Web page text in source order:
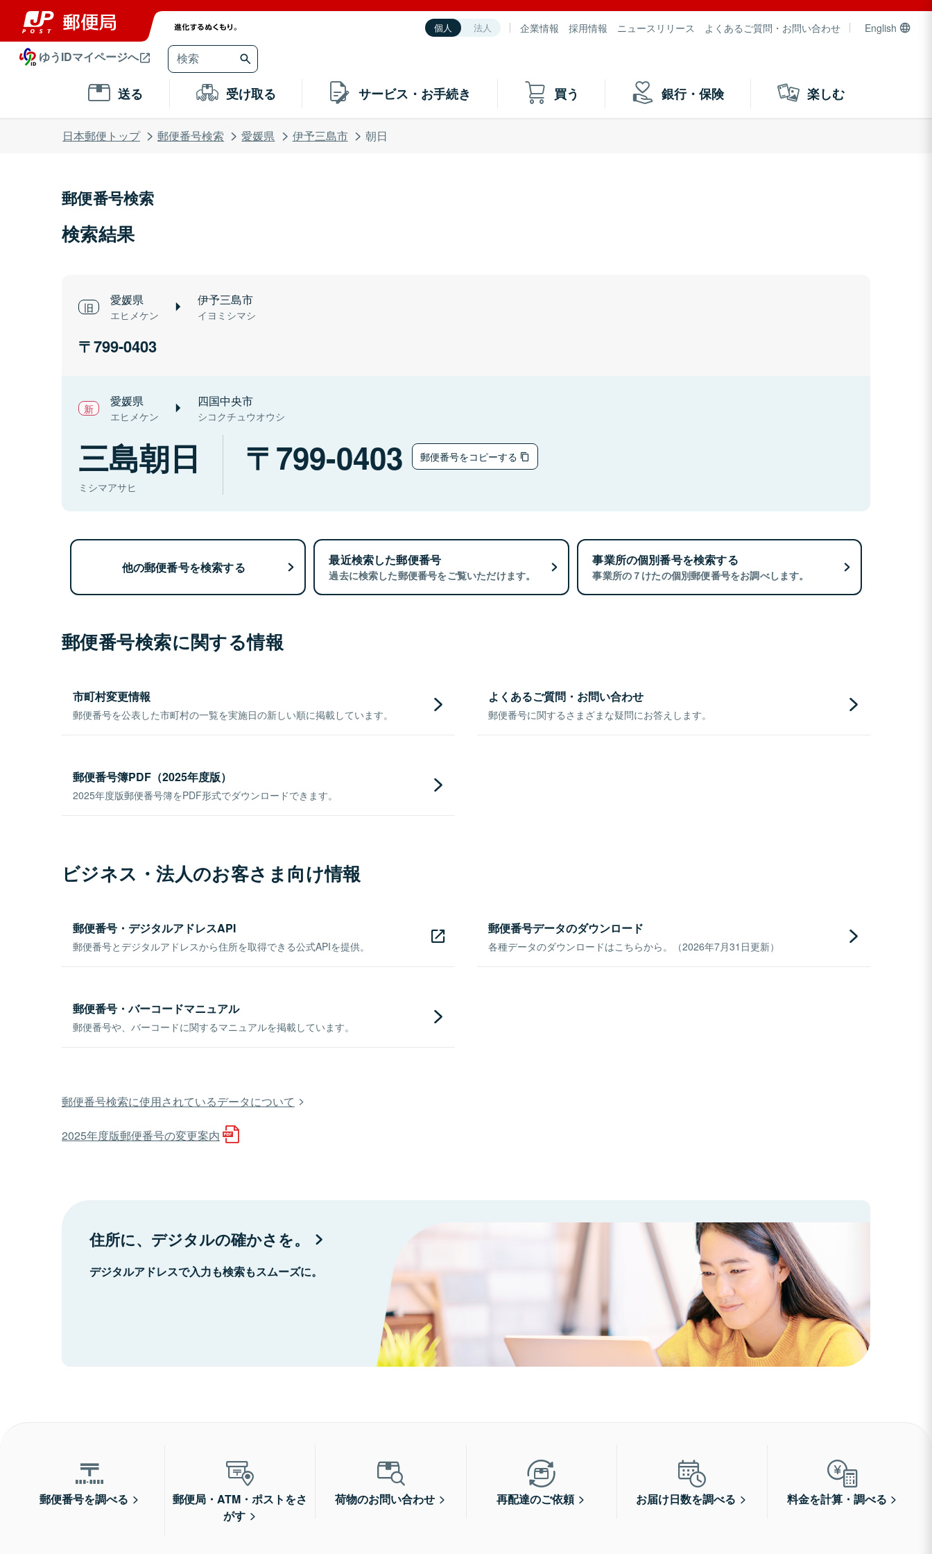
個人 法人 企業情報 採用情報 ニュースリリース よくあるご質問・お問い合わせ English
ゆうIDマイページへ
送る 受け取る サービス・お手続き 買う 銀行・保険 楽しむ
日本郵便トップ 郵便番号検索 愛媛県 伊予三島市 朝日
郵便番号検索
検索結果
愛媛県
エヒメケン
伊予三島市
イヨミシマシ
799-0403
愛媛県
エヒメケン
四国中央市
シコクチュウオウシ
三島朝日
ミシマアサヒ
799-0403 郵便番号をコピーする
他の郵便番号を検索する 最近検索した郵便番号
過去に検索した郵便番号をご覧いただけます。
事業所の個別番号を検索する
事業所の７けたの個別郵便番号をお調べします。
郵便番号検索に関する情報
市町村変更情報
郵便番号を公表した市町村の一覧を実施日の新しい順に掲載しています。
よくあるご質問・お問い合わせ
郵便番号に関するさまざまな疑問にお答えします。
郵便番号簿PDF（2025年度版）
2025年度版郵便番号簿をPDF形式でダウンロードできます。
ビジネス・法人のお客さま向け情報
郵便番号・デジタルアドレスAPI
郵便番号とデジタルアドレスから住所を取得できる公式APIを提供。
郵便番号データのダウンロード
各種データのダウンロードはこちらから。（2026年7月31日更新）
郵便番号・バーコードマニュアル
郵便番号や、バーコードに関するマニュアルを掲載しています。
郵便番号検索に使用されているデータについて
2025年度版郵便番号の変更案内
住所に、デジタルの確かさを。
デジタルアドレスで入力も検索もスムーズに。
郵便番号を調べる
郵便局・ATM・ポストをさ
がす
荷物のお問い合わせ 再配達のご依頼 お届け日数を調べる 料金を計算・調べる